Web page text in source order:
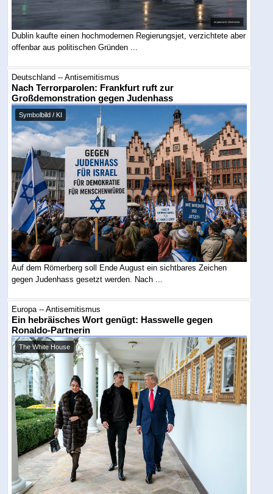
Dublin kaufte einen hochmodernen Regierungsjet, verzichtete aber
offenbar aus politischen Gründen ...
Deutschland -- Antisemitismus
Nach Terrorparolen: Frankfurt ruft zur
Großdemonstration gegen Judenhass
Symbolbild / KI
Auf dem Römerberg soll Ende August ein sichtbares Zeichen
gegen Judenhass gesetzt werden. Nach ...
Europa -- Antisemitismus
Ein hebräisches Wort genügt: Hasswelle gegen
Ronaldo-Partnerin
The White House